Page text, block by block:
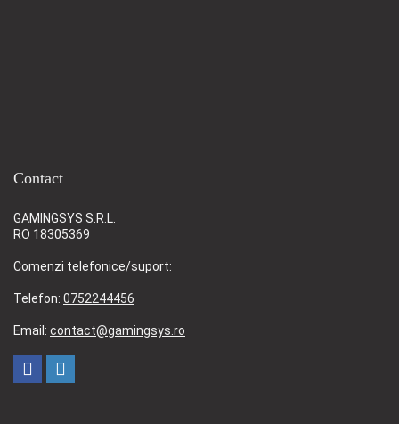
Contact
GAMINGSYS S.R.L.
RO 18305369
Comenzi telefonice/suport:
Telefon: 0752244456
Email: contact@gamingsys.ro